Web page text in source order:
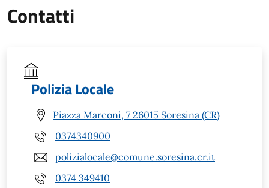
Contatti
Polizia Locale
Piazza Marconi, 7 26015 Soresina (CR)
0374340900
polizialocale@comune.soresina.cr.it
0374 349410